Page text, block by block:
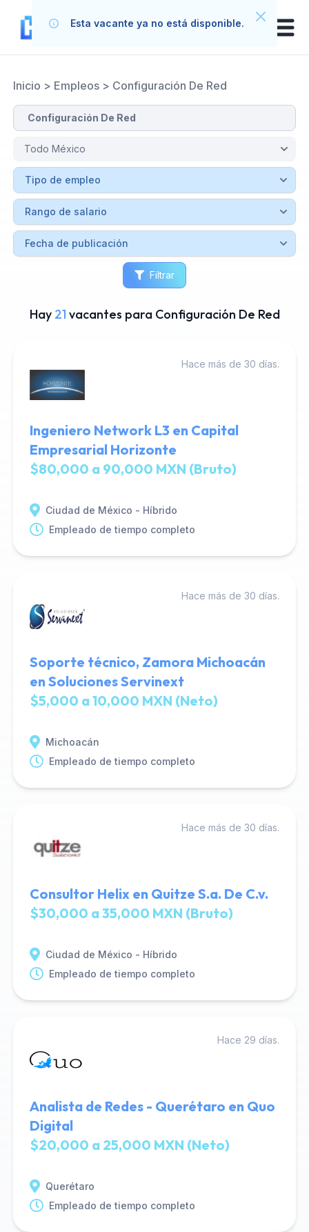
Inicio > Empleos> Configuración De Red
Filtrar
Hay 21 vacantes para Configuración De Red
Hace más de 30 días.
Ingeniero Network L3 en Capital
Empresarial Horizonte
$80,000 a 90,000 MXN (Bruto)
Ciudad de México - Híbrido
Empleado de tiempo completo
Hace más de 30 días.
Soporte técnico, Zamora Michoacán
en Soluciones Servinext
$5,000 a 10,000 MXN (Neto)
Michoacán
Empleado de tiempo completo
Hace más de 30 días.
Consultor Helix en Quitze S.a. De C.v.
$30,000 a 35,000 MXN (Bruto)
Ciudad de México - Híbrido
Empleado de tiempo completo
Hace 29 días.
Analista de Redes - Querétaro en Quo
Digital
$20,000 a 25,000 MXN (Neto)
Querétaro
Empleado de tiempo completo
Esta vacante ya no está disponible.